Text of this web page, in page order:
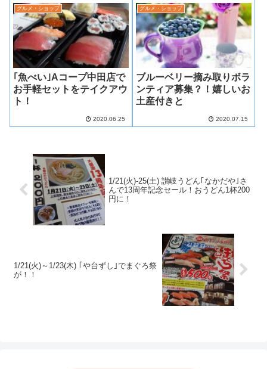
グルメ・ショップ
｢魚べい｣Aコープ中田店で
お手軽セットをテイクアウ
ト！
2020.06.25
グルメ・ショップ
ブルーベリー摘み取りボラ
ンティア募集？！嬉しいお
土産付きと
2020.07.15
1/21(火)-25(土) 讃岐うどん｢なかだや｣さ
んで13周年記念セール！おうどん1杯200
円に！
1/21(火)～1/23(木) ｢や台ずし｣でまぐろ祭
が！！